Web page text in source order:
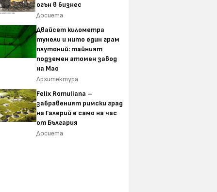
огън в бизнес
Досиета
Двайсет километра
тунели и нито един грам
плутоний: тайният
подземен атомен завод
на Мао
Архитектура
Felix Romuliana –
забравеният римски град
на Галерий е само на час
от България
Досиета